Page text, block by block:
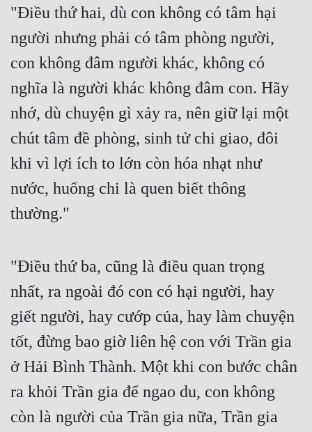
"Điều thứ hai, dù con không có tâm hại
người nhưng phải có tâm phòng người,
con không đâm người khác, không có
nghĩa là người khác không đâm con. Hãy
nhớ, dù chuyện gì xảy ra, nên giữ lại một
chút tâm đề phòng, sinh tử chi giao, đôi
khi vì lợi ích to lớn còn hóa nhạt như
nước, huống chi là quen biết thông
thường."
"Điều thứ ba, cũng là điều quan trọng
nhất, ra ngoài đó con có hại người, hay
giết người, hay cướp của, hay làm chuyện
tốt, đừng bao giờ liên hệ con với Trần gia
ở Hải Bình Thành. Một khi con bước chân
ra khỏi Trần gia để ngao du, con không
còn là người của Trần gia nữa, Trần gia